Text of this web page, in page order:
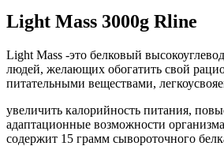
Light Mass 3000g Rline
Light Mass -это белковый
людей, желающих обогатить свой
питательными веществами,
увеличить калорийность питания,
адаптационные возможности
содержит 15 грамм сывороточного